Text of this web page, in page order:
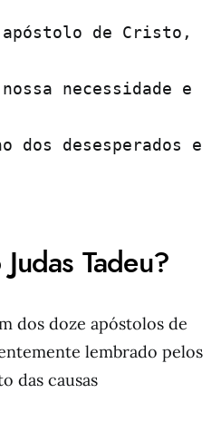
apóstolo de Cristo,
necessidade e
dos desesperados
Tadeu?
dos doze apóstolos de
lembrado pelos
das causas